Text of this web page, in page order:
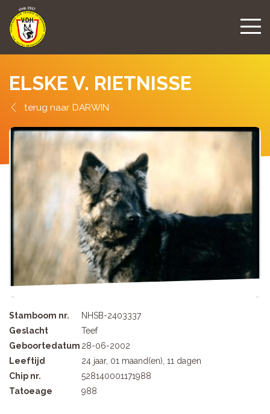
ELSKE V. RIETNISSE
DARWIN
Stamboom nr.
NHSB-2403337
Geslacht
Teef
Geboortedatum 28-06-2002
Leeftijd
24 jaar, 01 maand(en), 11 dagen
Chip nr.
528140001171988
Tatoeage
988